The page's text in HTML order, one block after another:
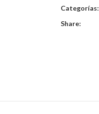
Categorías:
Share: